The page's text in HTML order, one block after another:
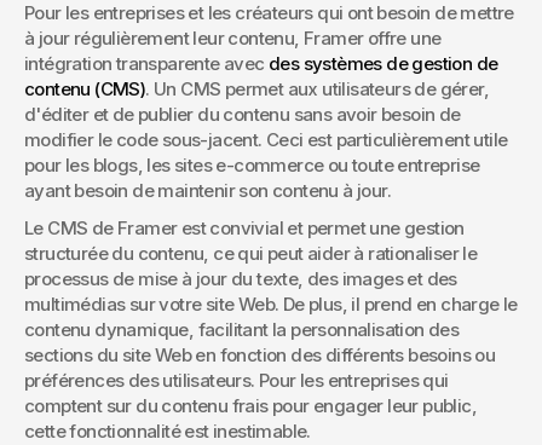
Pour les entreprises et les créateurs qui ont besoin de mettre
à jour régulièrement leur contenu, Framer offre une
intégration transparente avec des systèmes de gestion de
contenu (CMS). Un CMS permet aux utilisateurs de gérer,
d'éditer et de publier du contenu sans avoir besoin de
modifier le code sous-jacent. Ceci est particulièrement utile
pour les blogs, les sites e-commerce ou toute entreprise
ayant besoin de maintenir son contenu à jour.
Le CMS de Framer est convivial et permet une gestion
structurée du contenu, ce qui peut aider à rationaliser le
processus de mise à jour du texte, des images et des
multimédias sur votre site Web. De plus, il prend en charge le
contenu dynamique, facilitant la personnalisation des
sections du site Web en fonction des différents besoins ou
préférences des utilisateurs. Pour les entreprises qui
comptent sur du contenu frais pour engager leur public,
cette fonctionnalité est inestimable.